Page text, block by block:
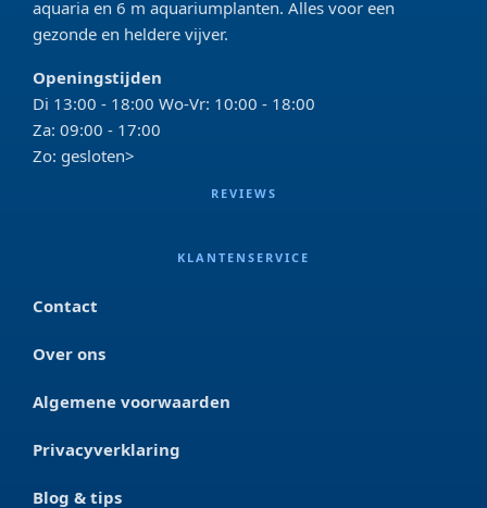
aquaria en 6 m aquariumplanten. Alles voor een
gezonde en heldere vijver.
Openingstijden
Di 13:00 - 18:00 Wo-Vr: 10:00 - 18:00
Za: 09:00 - 17:00
Zo: gesloten>
REVIEWS
KLANTENSERVICE
Contact
Over ons
Algemene voorwaarden
Privacyverklaring
Blog & tips